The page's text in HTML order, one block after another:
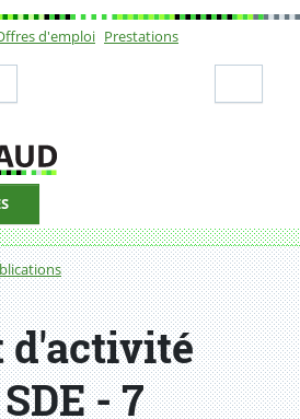
d'emploi Prestations
du SDE - 7
d'activité
- 7